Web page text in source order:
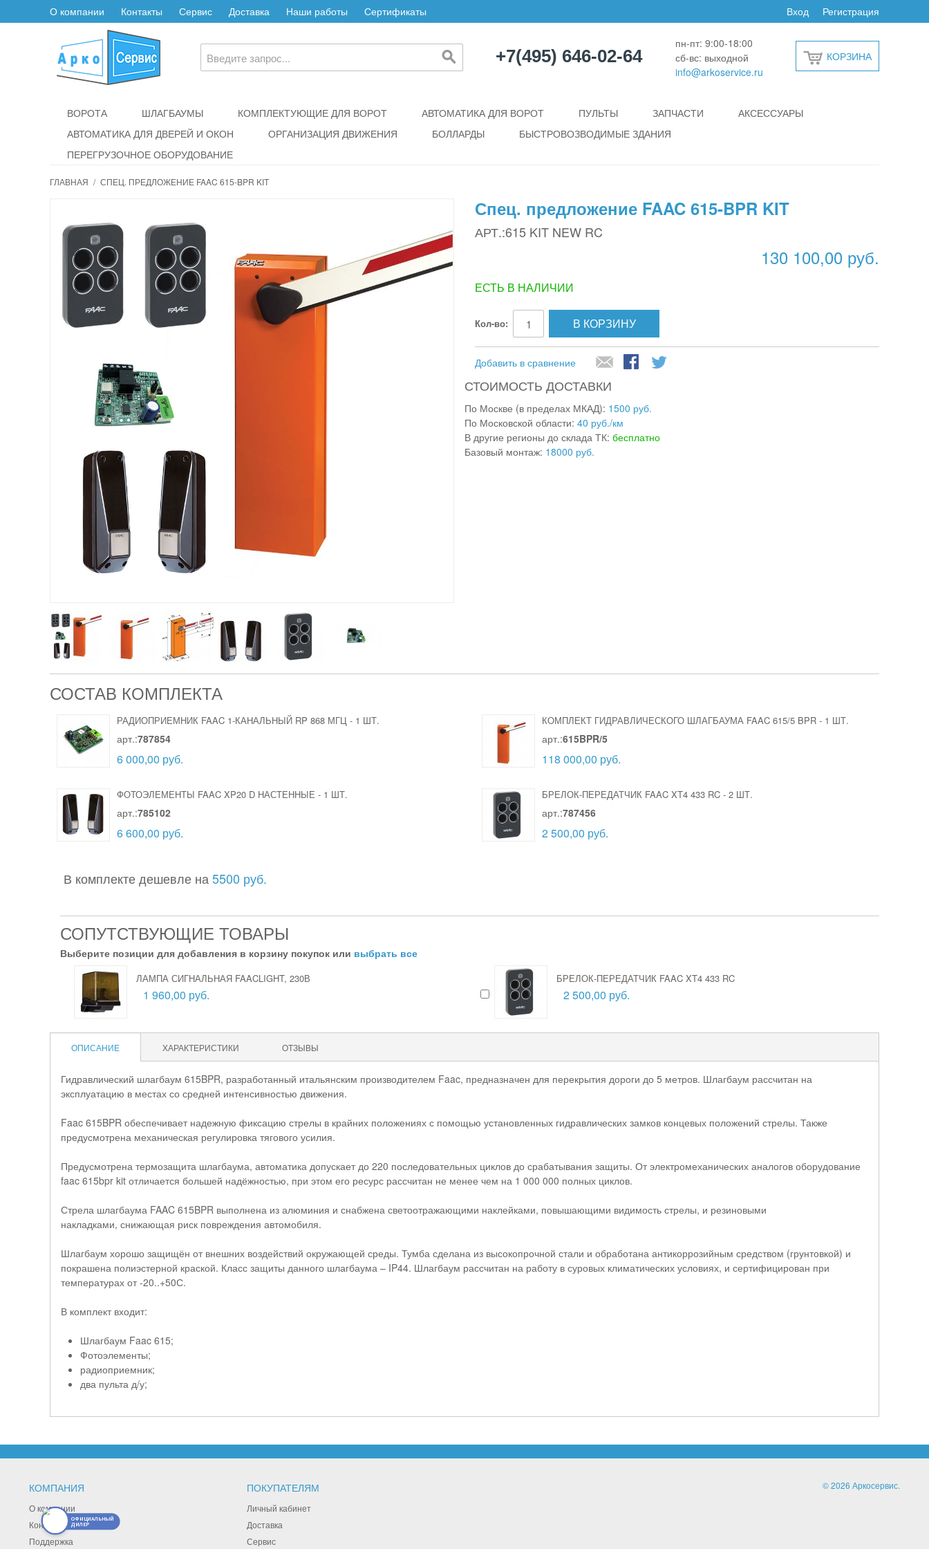
О компании Контакты Сервис Доставка Наши работы Сертификаты Регистрация
Вход
+7(495) 646-02-64
пн-пт: 9:00-18:00
сб-вс: выходной
info@arkoservice.ru
КОРЗИНА
ВОРОТА ШЛАГБАУМЫ КОМПЛЕКТУЮЩИЕ ДЛЯ ВОРОТ АВТОМАТИКА ДЛЯ ВОРОТ ПУЛЬТЫ ЗАПЧАСТИ
АКСЕССУАРЫ
АВТОМАТИКА ДЛЯ ДВЕРЕЙ И ОКОН
ОРГАНИЗАЦИЯ ДВИЖЕНИЯ БОЛЛАРДЫ
БЫСТРОВОЗВОДИМЫЕ ЗДАНИЯ
ПЕРЕГРУЗОЧНОЕ ОБОРУДОВАНИЕ
ГЛАВНАЯ / СПЕЦ. ПРЕДЛОЖЕНИЕ FAAC 615-BPR KIT
Спец. предложение FAAC 615-BPR KIT
АРТ.:615 KIT NEW RC
130 100,00 руб.
ЕСТЬ В НАЛИЧИИ
Кол-во: В КОРЗИНУ
Добавить в сравнение
СТОИМОСТЬ ДОСТАВКИ
По Москве (в пределах МКАД): 1500 руб.
По Московской области: 40 руб./км
В другие регионы до склада ТК: бесплатно
Базовый монтаж: 18000 руб.
СОСТАВ КОМПЛЕКТА
РАДИОПРИЕМНИК FAAC 1-КАНАЛЬНЫЙ RP 868 МГЦ - 1 ШТ.
арт.:787854
6 000,00 руб.
КОМПЛЕКТ ГИДРАВЛИЧЕСКОГО ШЛАГБАУМА FAAC 615/5 BPR - 1 ШТ.
арт.:615BPR/5
118 000,00 руб.
ФОТОЭЛЕМЕНТЫ FAAC XP20 D НАСТЕННЫЕ - 1 ШТ.
арт.:785102
6 600,00 руб.
БРЕЛОК-ПЕРЕДАТЧИК FAAC XT4 433 RC - 2 ШТ.
арт.:787456
2 500,00 руб.
В комплекте дешевле на 5500 руб.
СОПУТСТВУЮЩИЕ ТОВАРЫ
Выберите позиции для добавления в корзину покупок или выбрать все
ЛАМПА СИГНАЛЬНАЯ FAACLIGHT, 230В
1 960,00 руб.
БРЕЛОК-ПЕРЕДАТЧИК FAAC XT4 433 RC
2 500,00 руб.
ОПИСАНИЕ ХАРАКТЕРИСТИКИ ОТЗЫВЫ
Гидравлический шлагбаум 615BPR, разработанный итальянским производителем Faac, предназначен для перекрытия дороги до 5 метров. Шлагбаум рассчитан на
эксплуатацию в местах со средней интенсивностью движения.
Faac 615BPR обеспечивает надежную фиксацию стрелы в крайних положениях с помощью установленных гидравлических замков концевых положений стрелы. Также
предусмотрена механическая регулировка тягового усилия.
Предусмотрена термозащита шлагбаума, автоматика допускает до 220 последовательных циклов до срабатывания защиты. От электромеханических аналогов оборудование
faac 615bpr kit отличается большей надёжностью, при этом его ресурс рассчитан не менее чем на 1 000 000 полных циклов.
Стрела шлагбаума FAAC 615BPR выполнена из алюминия и снабжена светоотражающими наклейками, повышающими видимость стрелы, и резиновыми
накладками, снижающая риск повреждения автомобиля.
Шлагбаум хорошо защищён от внешних воздействий окружающей среды. Тумба сделана из высокопрочной стали и обработана антикоррозийным средством (грунтовкой) и
покрашена полиэстерной краской. Класс защиты данного шлагбаума – IP44. Шлагбаум рассчитан на работу в суровых климатических условиях, и сертифицирован при
температурах от -20..+50С.
В комплект входит:
Шлагбаум Faac 615;
Фотоэлементы;
радиоприемник;
два пульта д/у;
КОМПАНИЯ
О компании
Контакты
Поддержка
ПОКУПАТЕЛЯМ
Личный кабинет
Доставка
Сервис
© 2026 Аркосервис.
ОФИЦИАЛЬНЫЙ
ДИЛЕР